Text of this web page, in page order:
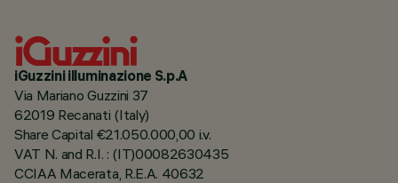
iGuzzini illuminazione S.p.A
Via Mariano Guzzini 37
62019 Recanati (Italy)
Share Capital €21.050.000,00 i.v.
VAT N. and R.I. : (IT)00082630435
CCIAA Macerata, R.E.A. 40632